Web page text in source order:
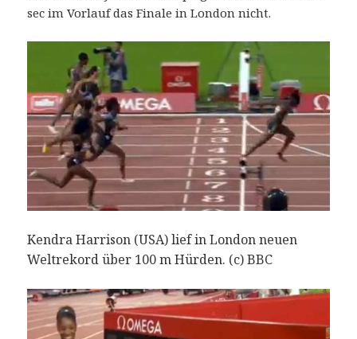
sec im Vorlauf das Finale in London nicht.
Kendra Harrison (USA) lief in London neuen
Weltrekord über 100 m Hürden. (c) BBC